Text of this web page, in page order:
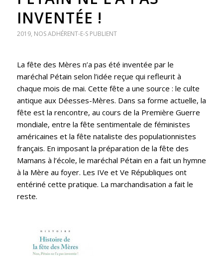
INVENTÉE !
2019, NOS ADHÉRENT-E-S PUBLIENT
La fête des Mères n’a pas été inventée par le
maréchal Pétain selon l’idée reçue qui refleurit à
chaque mois de mai. Cette fête a une source : le culte
antique aux Déesses-Mères. Dans sa forme actuelle, la
fête est la rencontre, au cours de la Première Guerre
mondiale, entre la fête sentimentale de féministes
américaines et la fête nataliste des populationnistes
français. En imposant la préparation de la fête des
Mamans à l’école, le maréchal Pétain en a fait un hymne
à la Mère au foyer. Les IVe et Ve Républiques ont
entériné cette pratique. La marchandisation a fait le
reste.